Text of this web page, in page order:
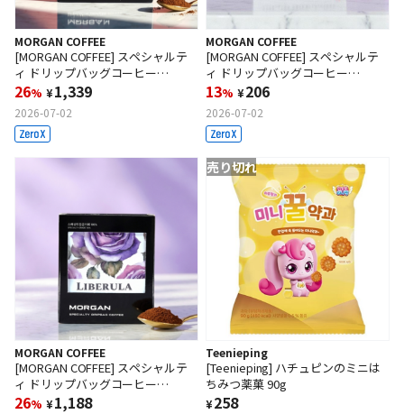
MORGAN COFFEE
[MORGAN COFFEE] スペシャルテ
ィ ドリップバッグコーヒー
（Heritage）10g x 7袋/箱
26% ¥1,339
2026-07-02
MORGAN COFFEE
[MORGAN COFFEE] スペシャルテ
ィ ドリップバッグコーヒー
（Liberula）10g x 1袋
13% ¥206
2026-07-02
MORGAN COFFEE
[MORGAN COFFEE] スペシャルテ
ィ ドリップバッグコーヒー
（Liberula）10g x 7袋/箱
26% ¥1,188
売り切れ
Teenieping
[Teenieping] ハチュピンのミニは
ちみつ薬菓 90g
¥258